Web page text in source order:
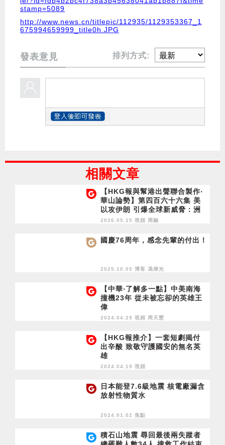
stamp=5089
http://www.news.cn/titlepic/112935/1129353367_1
675994659999_title0h.JPG
發表意見 排列方式:
相關文章
【HKG報與幫港出聲聯合製作‧
華山論勢】第四百六十六集 美
以攻伊朗 引爆全球新威脅：洲
際導彈大競賽！
2026.05.15 視頻 周融
國慶76周年，感念先輩的付出！
2025.10.05 博客 馮煒光
【中華‧了解多一點】中美南海
撞機23年 從未被忘卻的英雄王
偉
2024.04.29 視頻 周天慧
【HKG報推介】一套短劇揭付
出辛酸 致敬守護國安的無名英
雄
2024.04.19 視頻
日本能登7.6級地震 核電廠漏含
放射性物質水
2024.01.02 焦點
積石山地震 尋回最後兩失蹤者